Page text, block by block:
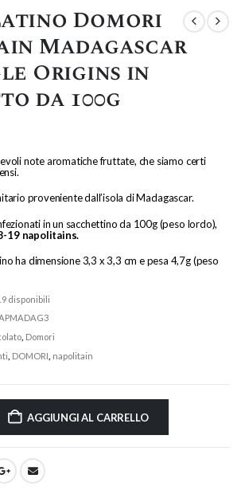
Domori
Madagascar
Origins in
da 100g
note aromatiche fruttate, che siamo certi
proveniente dall’isola di Madagascar.
in un sacchettino da 100g (peso lordo),
19 napolitains.
ha dimensione 3,3 x 3,3 cm e pesa 4,7g (peso
disponibili
Domori
DOMORI napolitain
AGGIUNGI AL CARRELLO